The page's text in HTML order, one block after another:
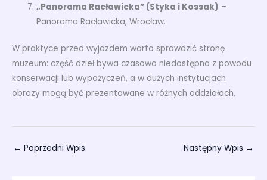
„Panorama Racławicka” (Styka i Kossak) –
Panorama Racławicka, Wrocław.
W praktyce przed wyjazdem warto sprawdzić stronę
muzeum: część dzieł bywa czasowo niedostępna z powodu
konserwacji lub wypożyczeń, a w dużych instytucjach
obrazy mogą być prezentowane w różnych oddziałach.
← Poprzedni Wpis Następny Wpis →